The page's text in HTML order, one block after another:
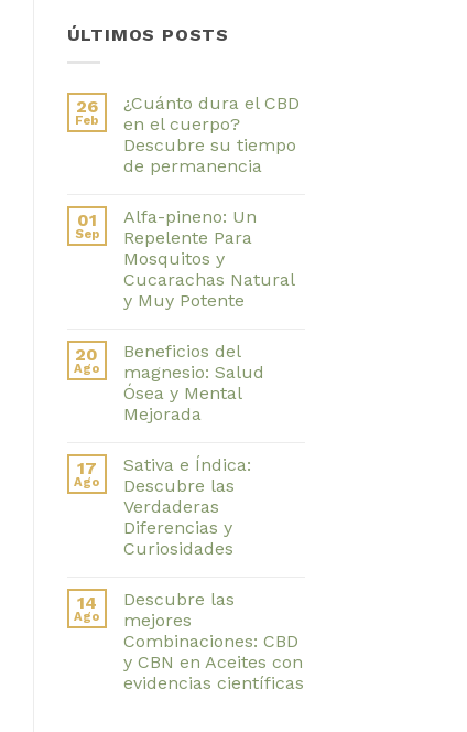
ÚLTIMOS POSTS
26
Feb
¿Cuánto dura el CBD
en el cuerpo?
Descubre su tiempo
de permanencia
comentarios
en
¿Cuánto
dura
el
CBD
en
Descubre
su
tiempo
de
permanencia
01
Sep
Alfa-pineno: Un
Repelente Para
Mosquitos y
Cucarachas Natural
y Muy Potente
comentarios
Alfa-
pineno:
Un
Repelente
y
Cucarachas
Natural
y
Muy
Potente
20
Ago
Beneficios del
magnesio: Salud
Ósea y Mental
Mejorada
comentarios
en
Beneficios
del
magnesio:
Salud
Ósea
Mejorada
17
Ago
Sativa e Índica:
Descubre las
Verdaderas
Diferencias y
Curiosidades
comentarios
Sativa
e
Índica:
Descubre
las
14
Ago
Descubre las
mejores
Combinaciones: CBD
y CBN en Aceites con
evidencias científicas